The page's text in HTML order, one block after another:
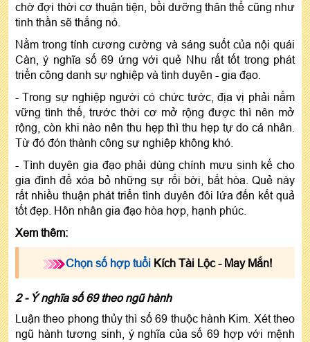
chờ đợi thời cơ thuận tiện, bồi dưỡng thân thể cũng như
tinh thần sẽ thắng nó.
Nằm trong tính cương cường và sáng suốt của nội quái
Càn, ý nghĩa số 69 ứng với quẻ Nhu rất tốt trong phát
triển công danh sự nghiệp và tình duyên - gia đạo.
- Trong sự nghiệp người có chức tước, địa vị phải nắm
vững tình thế, trước thời cơ mở rộng được thì nên mở
rộng, còn khi nào nên thu hẹp thì thu hẹp tự do cá nhân.
Từ đó đón thành công sự nghiệp không khó.
- Tình duyên gia đạo phải dùng chính mưu sinh kế cho
gia đình để xóa bỏ những sự rối bời, bất hòa. Quẻ này
rất nhiều thuận phát triển tình duyên đôi lứa đến kết quả
tốt đẹp. Hôn nhân gia đạo hòa hợp, hạnh phúc.
Xem thêm:
Chọn số hợp tuổi Kích Tài Lộc - May Mắn!
2 - Ý nghĩa số 69 theo ngũ hành
Luận theo phong thủy thì số 69 thuộc hành Kim. Xét theo
ngũ hành tương sinh, ý nghĩa của số 69 hợp với mệnh